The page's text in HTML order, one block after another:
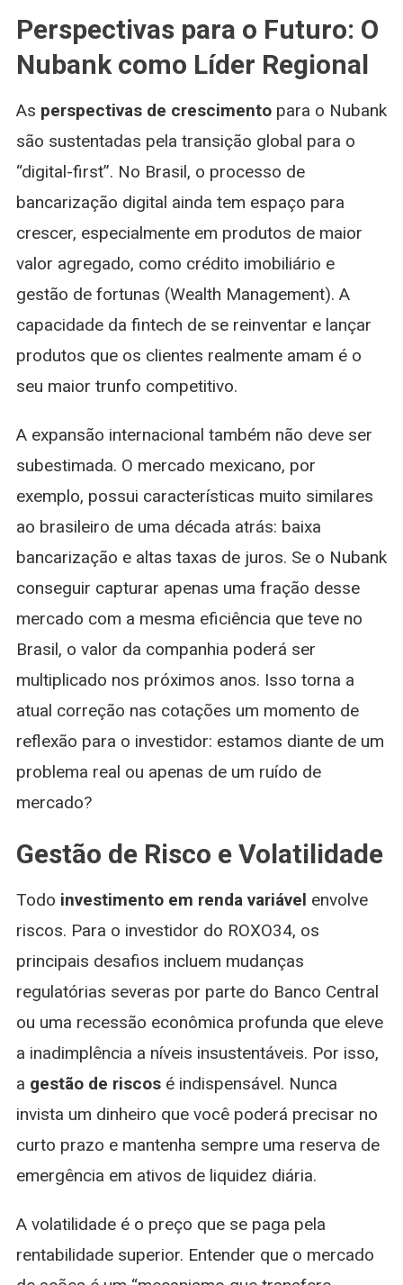
Perspectivas para o Futuro: O
Nubank como Líder Regional
As perspectivas de crescimentopara o Nubank
são sustentadas pela transição global para o
“digital-first”. No Brasil, o processo de
bancarização digital ainda tem espaço para
crescer, especialmente em produtos de maior
valor agregado, como crédito imobiliário e
gestão de fortunas (Wealth Management). A
capacidade da fintech de se reinventar e lançar
produtos que os clientes realmente amam é o
seu maior trunfo competitivo.
A expansão internacional também não deve ser
subestimada. O mercado mexicano, por
exemplo, possui características muito similares
ao brasileiro de uma década atrás: baixa
bancarização e altas taxas de juros. Se o Nubank
conseguir capturar apenas uma fração desse
mercado com a mesma eficiência que teve no
Brasil, o valor da companhia poderá ser
multiplicado nos próximos anos. Isso torna a
atual correção nas cotações um momento de
reflexão para o investidor: estamos diante de um
problema real ou apenas de um ruído de
mercado?
Gestão de Risco e Volatilidade
Todo investimento em renda variável envolve
riscos. Para o investidor do ROXO34, os
principais desafios incluem mudanças
regulatórias severas por parte do Banco Central
ou uma recessão econômica profunda que eleve
a inadimplência a níveis insustentáveis. Por isso,
a gestão de riscosé indispensável. Nunca
invista um dinheiro que você poderá precisar no
curto prazo e mantenha sempre uma reserva de
emergência em ativos de liquidez diária.
A volatilidade é o preço que se paga pela
rentabilidade superior. Entender que o mercado